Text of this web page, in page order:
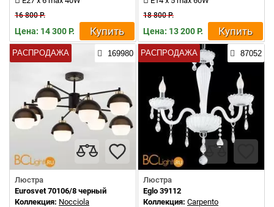
16 800 Р.
Цена: 14 300 Р. Купить
18 800 Р.
Цена: 13 200 Р. Купить
РАСПРОДАЖА 169980
Люстра
Eurosvet 70106/8 черный
Коллекция: Nocciola
РАСПРОДАЖА 87052
Люстра
Eglo 39112
Коллекция: Carpento